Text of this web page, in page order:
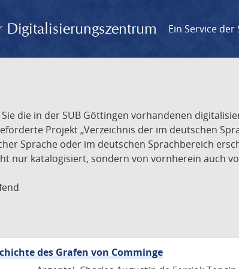
Digitalisierungszentrum Ein Service der
die in der SUB Göttingen vorhandenen
Projekt „Verzeichnis der im deutschen
Sprache oder im deutschen Sprachbereich
nur katalogisiert, sondern von vornherein auch
des Grafen von Comminge